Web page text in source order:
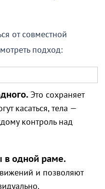
от совместной
подход:
Это сохраняет
касаться, тела —
контроль над
в одной раме.
и позволяют